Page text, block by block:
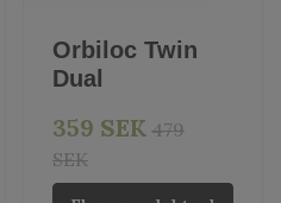
Orbiloc Twin
Dual
359 SEK 479
SEK